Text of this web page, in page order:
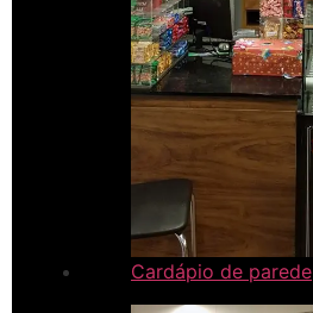
Cardápio de parede